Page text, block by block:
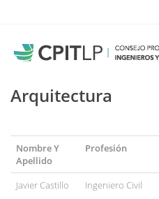
Arquitectura
Nombre Y
Apellido
Profesión
Javier Castillo
Ingeniero Civil